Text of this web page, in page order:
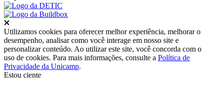
Utilizamos cookies para oferecer melhor experiência, melhorar o
desempenho, analisar como você interage em nosso site e
personalizar conteúdo. Ao utilizar este site, você concorda com o
uso de cookies. Para mais informações, consulte a Política de
Privacidade da Unicamp.
Estou ciente